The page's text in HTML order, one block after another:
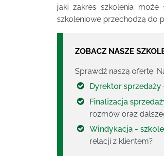
jaki zakres szkolenia
szkoleniowe przechodzą do
ZOBACZ NASZE
Sprawdź naszą ofertę.
Dyrektor sprzedaży
Finalizacja
rozmów oraz
Windykacja -
relacji z klientem?